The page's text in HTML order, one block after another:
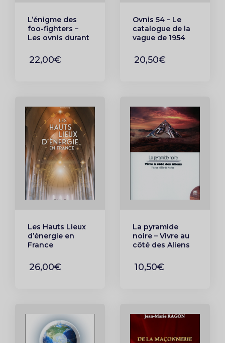
L’énigme des
foo-fighters –
Les ovnis durant
Guerre mondiale
22,00€
Ovnis 54 – Le
catalogue de la
vague de 1954
presse Tome 1
20,50€
Les Hauts Lieux
d’énergie en
France
26,00€
La pyramide
noire – Vivre au
côté des Aliens
10,50€